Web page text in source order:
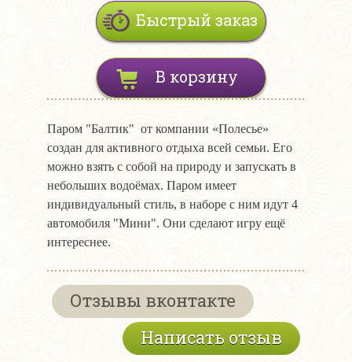
Быстрый заказ
В корзину
Паром "Балтик" от компании «Полесье»
создан для активного отдыха всей семьи. Его
можно взять с собой на природу и запускать в
небольших водоёмах. Паром имеет
индивидуальный стиль, в наборе с ним идут 4
автомобиля "Мини". Они сделают игру ещё
интереснее.
Отзывы вконтакте
Написать отзыв